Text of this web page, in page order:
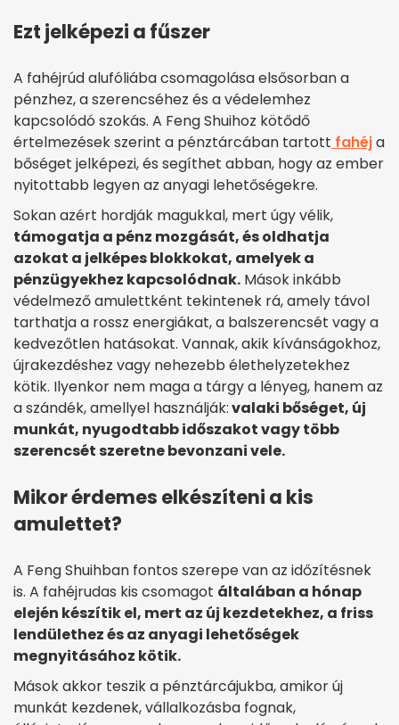
Ezt jelképezi a fűszer
A fahéjrúd alufóliába csomagolása elsősorban a
pénzhez, a szerencséhez és a védelemhez
kapcsolódó szokás. A Feng Shuihoz kötődő
értelmezések szerint a pénztárcában tartott fahéja
bőséget jelképezi, és segíthet abban, hogy az ember
nyitottabb legyen az anyagi lehetőségekre.
Sokan azért hordják magukkal, mert úgy vélik,
támogatja a pénz mozgását, és oldhatja
azokat a jelképes blokkokat, amelyek a
pénzügyekhez kapcsolódnak. Mások inkább
védelmező amulettként tekintenek rá, amely távol
tarthatja a rossz energiákat, a balszerencsét vagy a
kedvezőtlen hatásokat. Vannak, akik kívánságokhoz,
újrakezdéshez vagy nehezebb élethelyzetekhez
kötik. Ilyenkor nem maga a tárgy a lényeg, hanem az
a szándék, amellyel használják:valaki bőséget, új
munkát, nyugodtabb időszakot vagy több
szerencsét szeretne bevonzani vele.
Mikor érdemes elkészíteni a kis
amulettet?
A Feng Shuihban fontos szerepe van az időzítésnek
is. A fahéjrudas kis csomagot általában a hónap
elején készítik el, mert az új kezdetekhez, a friss
lendülethez és az anyagi lehetőségek
megnyitásához kötik.
Mások akkor teszik a pénztárcájukba, amikor új
munkát kezdenek, vállalkozásba fognak,